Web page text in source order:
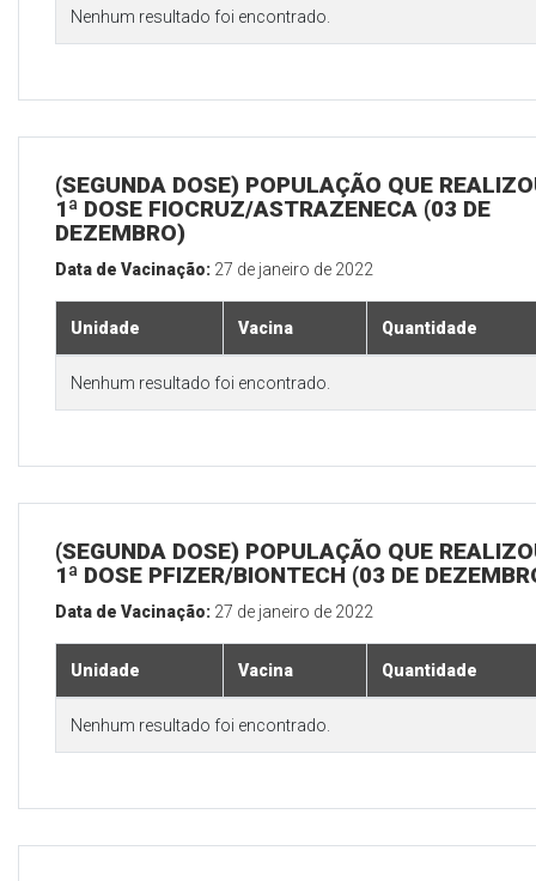
Nenhum resultado foi encontrado.
(SEGUNDA DOSE) POPULAÇÃO QUE
1ª DOSE FIOCRUZ/ASTRAZENECA (03 DE
DEZEMBRO)
Data de Vacinação: 27 de janeiro de 2022
Unidade Vacina Quantidade
Nenhum resultado foi encontrado.
(SEGUNDA DOSE) POPULAÇÃO QUE
1ª DOSE PFIZER/BIONTECH (03 DE
Data de Vacinação: 27 de janeiro de 2022
Unidade Vacina Quantidade
Nenhum resultado foi encontrado.